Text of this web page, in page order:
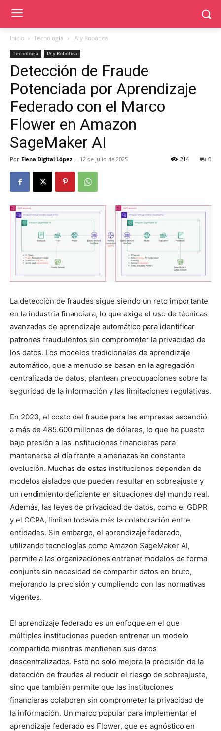
Inicio Tecnología IA y Robótica
Tecnología IA y Robótica
Detección de Fraude
Potenciada por Aprendizaje
Federado con el Marco
Flower en Amazon
SageMaker AI
Por Elena Digital López - 12 de julio de 2025 0
214
La detección de fraudes sigue siendo un reto importante
en la industria financiera, lo que exige el uso de técnicas
avanzadas de aprendizaje automático para identificar
patrones fraudulentos sin comprometer la privacidad de
los datos. Los modelos tradicionales de aprendizaje
automático, que a menudo se basan en la agregación
centralizada de datos, plantean preocupaciones sobre la
seguridad de la información y las limitaciones regulativas.
En 2023, el costo del fraude para las empresas ascendió
a más de 485.600 millones de dólares, lo que ha puesto
bajo presión a las instituciones financieras para
mantenerse al día frente a amenazas en constante
evolución. Muchas de estas instituciones dependen de
modelos aislados que pueden resultar en sobreajuste y
un rendimiento deficiente en situaciones del mundo real.
Además, las leyes de privacidad de datos, como el GDPR
y el CCPA, limitan todavía más la colaboración entre
entidades. Sin embargo, el aprendizaje federado,
utilizando tecnologías como Amazon SageMaker AI,
permite a las organizaciones entrenar modelos de forma
conjunta sin necesidad de compartir datos en bruto,
mejorando la precisión y cumpliendo con las normativas
vigentes.
El aprendizaje federado es un enfoque en el que
múltiples instituciones pueden entrenar un modelo
compartido mientras mantienen sus datos
descentralizados. Esto no solo mejora la precisión de la
detección de fraudes al reducir el riesgo de sobreajuste,
sino que también permite que las instituciones
financieras colaboren sin comprometer la privacidad de
la información. Un marco popular para implementar el
aprendizaje federado es Flower, que es agnóstico en